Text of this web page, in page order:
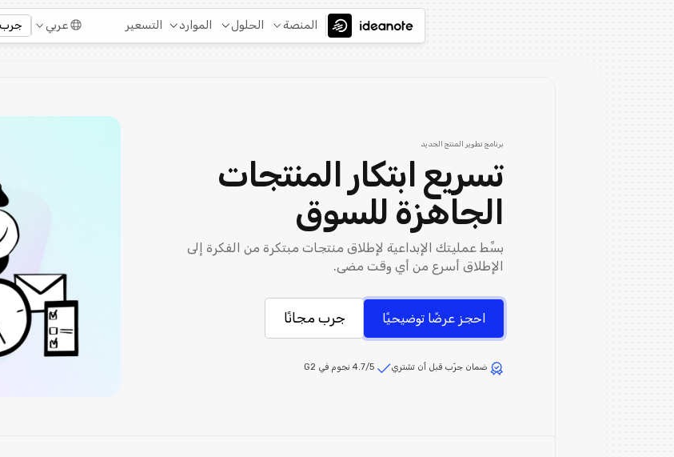
المنصة الحلول الموارد التسعير عربي جرب
برنامج تطوير المنتج الجديد
تسريع ابتكار المنتجات
الجاهزة للسوق
بسِّط عمليتك الإبداعية لإطلاق منتجات مبتكرة من الفكرة إلى
الإطلاق أسرع من أي وقت مضى.
احجز عرضًا توضيحيًا جرب مجانًا
ضمان جرّب قبل أن تشتري 4.7/5 نجوم في G2